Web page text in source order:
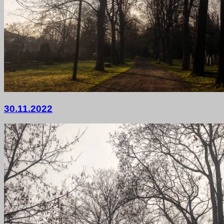
1.
2022
30.11.2022